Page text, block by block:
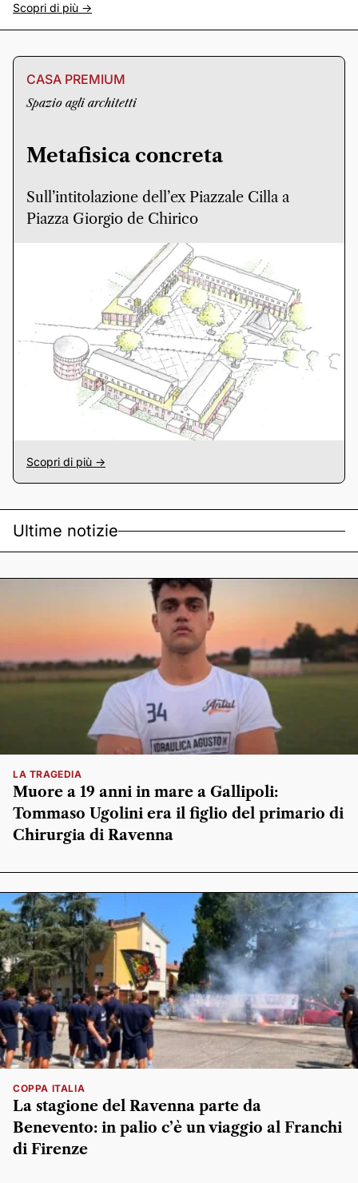
Scopri di più ->
CASA PREMIUM
Spazio agli architetti
Metafisica concreta
Sull’intitolazione dell’ex Piazzale Cilla a
Piazza Giorgio de Chirico
Scopri di più ->
Ultime notizie
LA TRAGEDIA
Muore a 19 anni in mare a Gallipoli:
Tommaso Ugolini era il figlio del primario di
Chirurgia di Ravenna
COPPA ITALIA
La stagione del Ravenna parte da
Benevento: in palio c’è un viaggio al Franchi
di Firenze